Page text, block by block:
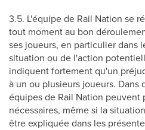
3.5. L'équipe de Rail Nation se
tout moment au bon
ses joueurs, en particulier dans
situation ou de l'action
indiquent fortement qu'un
à un ou plusieurs joueurs. Dans
équipes de Rail Nation peuvent
nécessaires, même si la
être expliquée dans les